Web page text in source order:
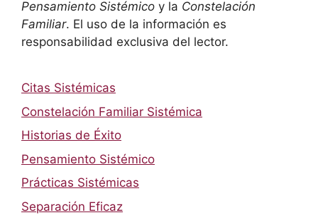
Pensamiento Sistémico y la Constelación
Familiar. El uso de la información es
responsabilidad exclusiva del lector.
Citas Sistémicas
Constelación Familiar Sistémica
Historias de Éxito
Pensamiento Sistémico
Prácticas Sistémicas
Separación Eficaz